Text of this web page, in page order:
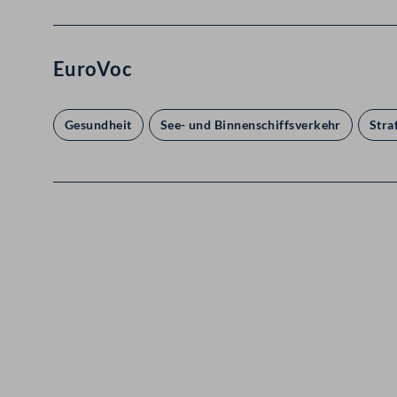
EuroVoc
Gesundheit See- und Binnenschiffsverkehr